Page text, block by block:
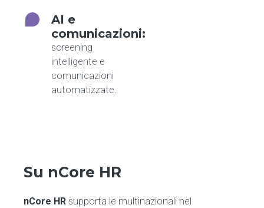
AI e
comunicazioni:
screening
intelligente e
comunicazioni
automatizzate.
Su nCore HR
nCore HR supporta le multinazionali nel